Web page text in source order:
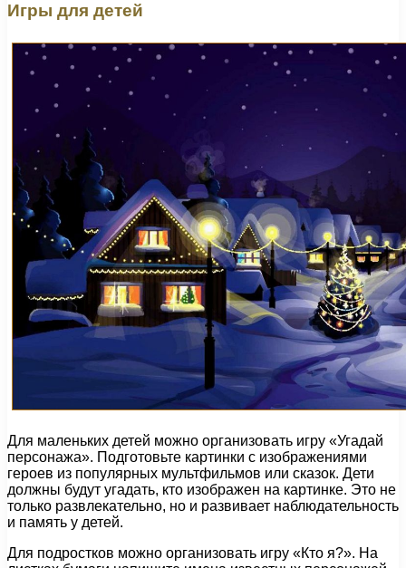
Игры для детей
Для маленьких детей можно организовать игру «Угадай
персонажа». Подготовьте картинки с изображениями
героев из популярных мультфильмов или сказок. Дети
должны будут угадать, кто изображен на картинке. Это не
только развлекательно, но и развивает наблюдательность
и память у детей.
Для подростков можно организовать игру «Кто я?». На